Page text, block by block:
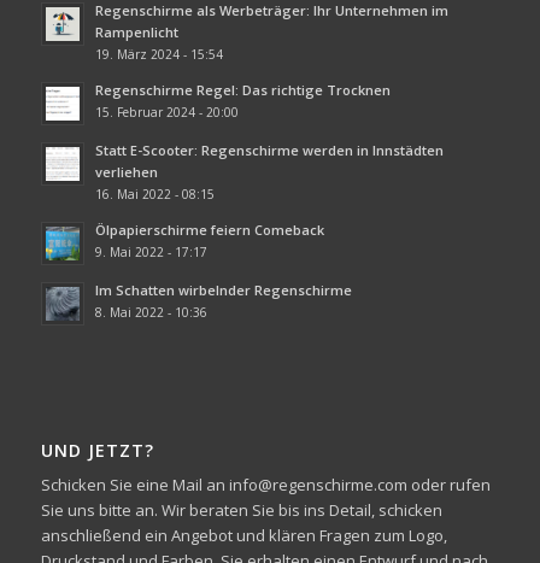
Regenschirme als Werbeträger: Ihr Unternehmen im
Rampenlicht
19. März 2024 - 15:54
Regenschirme Regel: Das richtige Trocknen
15. Februar 2024 - 20:00
Statt E-Scooter: Regenschirme werden in Innstädten
verliehen
16. Mai 2022 - 08:15
Ölpapierschirme feiern Comeback
9. Mai 2022 - 17:17
Im Schatten wirbelnder Regenschirme
8. Mai 2022 - 10:36
UND JETZT?
Schicken Sie eine Mail an info@regenschirme.com oder rufen
Sie uns bitte an. Wir beraten Sie bis ins Detail, schicken
anschließend ein Angebot und klären Fragen zum Logo,